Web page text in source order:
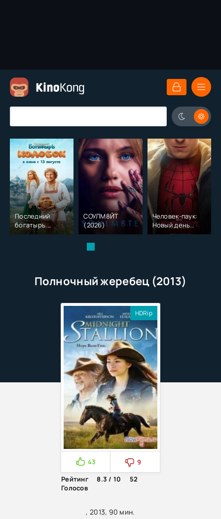
Последний
богатырь.
Колобок (2026)
СОУЛМ8ЙТ
(2026)
Человек-паук:
Новый день
(2026)
Полночный жеребец (2013)
, 2013, 90 мин.
HDRip
43
9
Рейтинг
8.3 / 10
52
Голосов